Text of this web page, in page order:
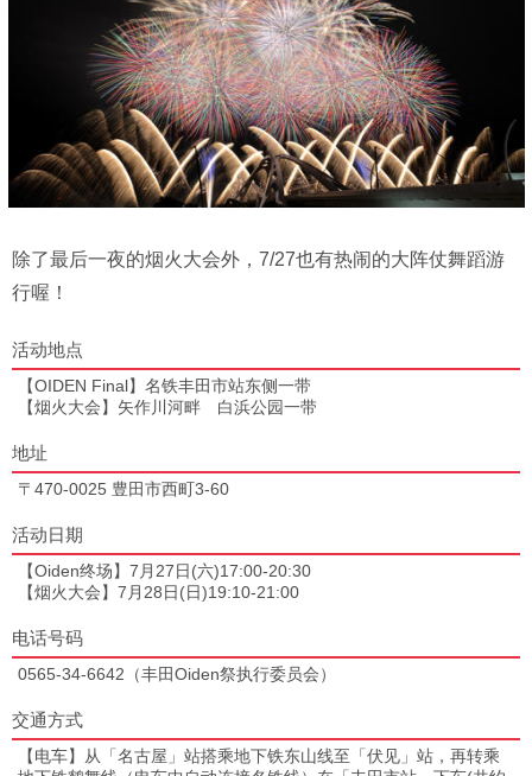
除了最后一夜的烟火大会外，7/27也有热闹的大阵仗舞蹈游
行喔！
活动地点
【OIDEN Final】名铁丰田市站东侧一带
【烟火大会】矢作川河畔 白浜公园一带
地址
〒470-0025 豊田市西町3-60
活动日期
【Oiden终场】7月27日(六)17:00-20:30
【烟火大会】7月28日(日)19:10-21:00
电话号码
0565-34-6642（丰田Oiden祭执行委员会）
交通方式
【电车】从「名古屋」站搭乘地下铁东山线至「伏见」站，再转乘